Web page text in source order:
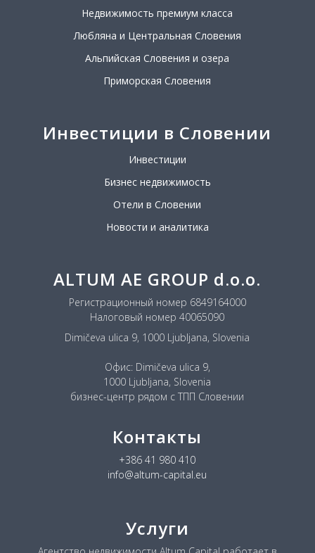
Недвижимость премиум класса
Любляна и Центральная Словения
Альпийская Словения и озера
Приморская Словения
Инвестиции в Словении
Инвестиции
Бизнес недвижимость
Отели в Словении
Новости и аналитика
ALTUM AE GROUP d.o.o.
Регистрационный номер 6849164000
Налоговый номер 40065090
Dimičeva ulica 9, 1000 Ljubljana, Slovenia
Офис: Dimičeva ulica 9,
1000 Ljubljana, Slovenia
бизнес-центр рядом с ТПП Словении
Контакты
+386 41 980 410
info@altum-capital.eu
Услуги